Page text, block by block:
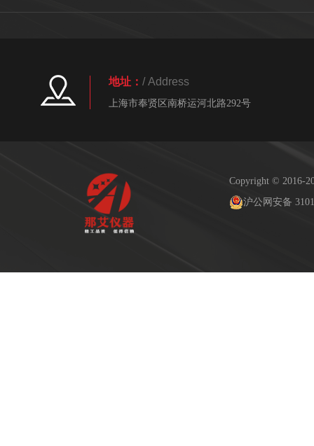
地址： / Address
上海市奉贤区南桥运河北路292号
Copyright © 2016-
沪公网安备